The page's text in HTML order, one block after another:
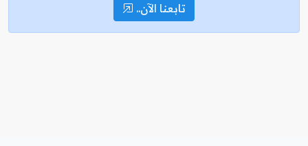
تابعنا الآن..